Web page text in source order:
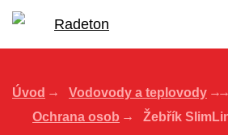
Úvod Vodovody a teplovody
Ochrana osob
Žebřík